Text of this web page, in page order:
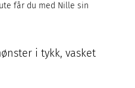
får du med Nille sin
i tykk, vasket